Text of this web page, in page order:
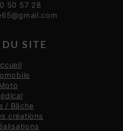
50 57 28
SITE
/ Bâche
créations